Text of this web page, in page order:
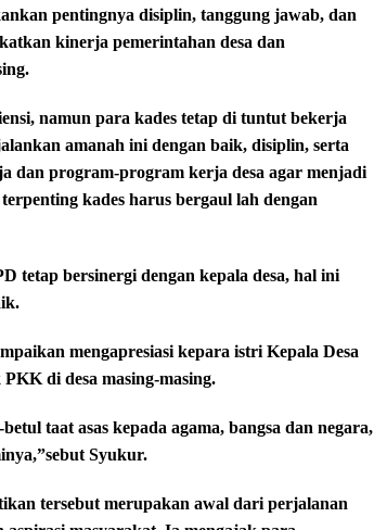
pentingnya disiplin, tanggung jawab, dan
kinerja pemerintahan desa dan
namun para kades tetap di tuntut bekerja
amanah ini dengan baik, disiplin, serta
dan program-program kerja desa agar menjadi
kades harus bergaul lah dengan
tetap bersinergi dengan kepala desa, hal ini
mengapresiasi kepara istri Kepala Desa
di desa masing-masing.
taat asas kepada agama, bangsa dan negara,
Syukur.
tersebut merupakan awal dari perjalanan